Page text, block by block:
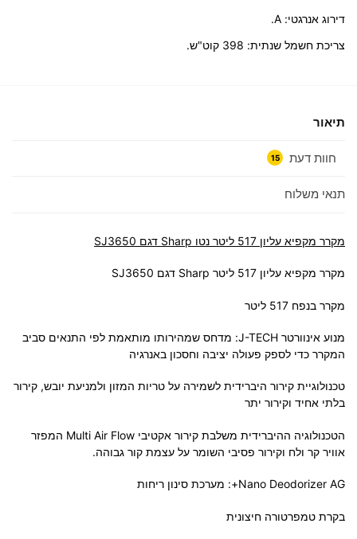
דירוג אנרגטי: A.
צריכת חשמל שנתית: 398 קוט"ש.
תיאור
חוות דעת 15
תנאי משלוח
מקרר מקפיא עליון 517 ליטר נטו Sharp דגם SJ3650
מקרר מקפיא עליון 517 ליטר Sharp דגם SJ3650
מקרר בנפח 517 ליטר
מנוע אינוורטר J-TECH: מדחס שמהירותו מותאמת לפי התנאים סביב
המקרר כדי לספק פעולה יציבה וחסכון באנרגיה
טכנולוגיית קירור היברידית לשמירה על טריות המזון ולמניעת יובש, קירור
בלתי אחיד וקירור יתר
הטכנולוגיה ההיברידית משלבת קירור אקטיבי Multi Air Flow המפזר
אוויר קר ולח וקירור פסיבי השומר על עצמת קור גבוהה.
Nano Deodorizer AG+: מערכת סינון ריחות
בקרת טמפרטורה חיצונית